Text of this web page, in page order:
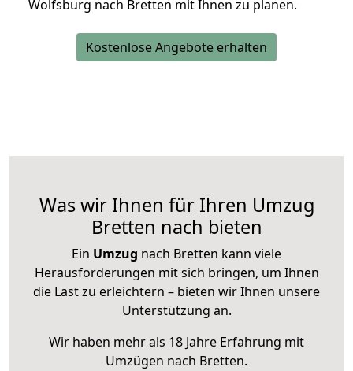
Wolfsburg nach Bretten mit Ihnen zu planen.
Kostenlose Angebote erhalten
Was wir Ihnen für Ihren Umzug
Bretten nach bieten
Ein Umzug nach Bretten kann viele
Herausforderungen mit sich bringen, um Ihnen
die Last zu erleichtern – bieten wir Ihnen unsere
Unterstützung an.
Wir haben mehr als 18 Jahre Erfahrung mit
Umzügen nach Bretten.